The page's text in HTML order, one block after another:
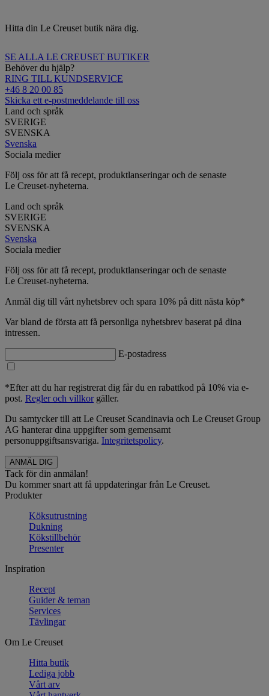
Hitta din Le Creuset butik nära dig.
SE ALLA LE CREUSET BUTIKER
Behöver du hjälp?
RING TILL KUNDSERVICE
+46 8 20 00 85
Skicka ett e-postmeddelande till oss
Land och språk
SVERIGE
SVENSKA
Svenska
Sociala medier
Följ oss för att få recept, produktlanseringar och de senaste
Le Creuset-nyheterna.
Land och språk
SVERIGE
SVENSKA
Svenska
Sociala medier
Följ oss för att få recept, produktlanseringar och de senaste
Le Creuset-nyheterna.
Anmäl dig till vårt nyhetsbrev och spara 10% på ditt nästa köp*
Var bland de första att få personliga nyhetsbrev baserat på dina
intressen.
E-postadress
*Efter att du har registrerat dig får du en rabattkod på 10% via e-
post. Regler och villkorgäller.
Du samtycker till att Le Creuset Scandinavia och Le Creuset Group
AG hanterar dina uppgifter som gemensamt
personuppgiftsansvariga. Integritetspolicy.
Tack för din anmälan!
Du kommer snart att få uppdateringar från Le Creuset.
Produkter
Köksutrustning
Dukning
Kökstillbehör
Presenter
Inspiration
Recept
Guider & teman
Services
Tävlingar
Om Le Creuset
Hitta butik
Lediga jobb
Vårt arv